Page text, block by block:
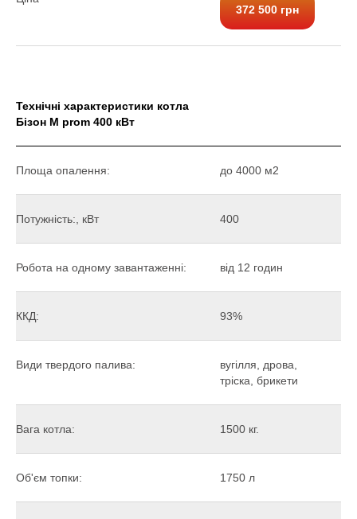
372 500 грн
Технічні характеристики котла
Бізон М prom 400 кВт
Площа опалення: до 4000 м2
Потужність:, кВт 400
Робота на одному завантаженні: від 12 годин
ККД: 93%
Види твердого палива:
вугілля, дрова,
тріска, брикети
Вага котла: 1500 кг.
Об'єм топки: 1750 л